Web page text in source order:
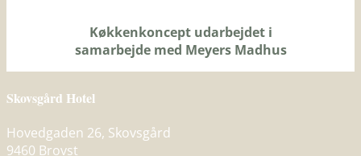
Køkkenkoncept udarbejdet i
samarbejde med Meyers Madhus
Skovsgård Hotel
Hovedgaden 26, Skovsgård
9460 Brovst